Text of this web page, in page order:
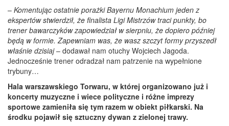
– Komentując ostatnie porażki Bayernu Monachium jeden z
ekspertów stwierdził, że finalista Ligi Mistrzów traci punkty, bo
trener bawarczyków zapowiedział w sierpniu, że dopiero później
będą w formie. Zapewniam was, że wasz szczyt formy przyszedł
właśnie dzisiaj– dodawał nam otuchy Wojciech Jagoda.
Jednocześnie trener odradzał nam patrzenie na wypełnione
trybuny…
Hala warszawskiego Torwaru, w której organizowano już i
koncerty muzyczne i wiece polityczne i różne imprezy
sportowe zamieniła się tym razem w obiekt piłkarski. Na
środku pojawił się sztuczny dywan z zielonej trawy.